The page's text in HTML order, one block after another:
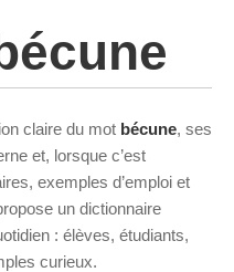
claire du mot bécune, ses
et, lorsque c’est
exemples d’emploi et
un dictionnaire
: élèves, étudiants,
curieux.